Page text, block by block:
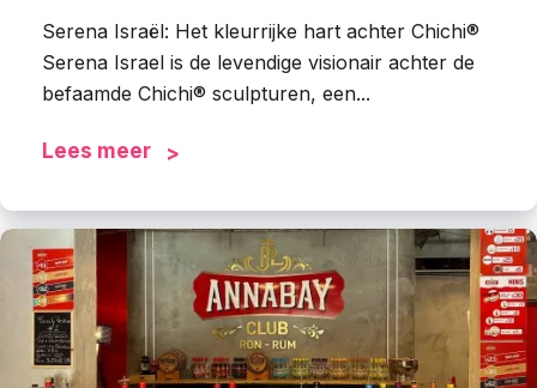
Serena Israël: Het kleurrijke hart achter Chichi®
Serena Israel is de levendige visionair achter de
befaamde Chichi® sculpturen, een...
Lees meer